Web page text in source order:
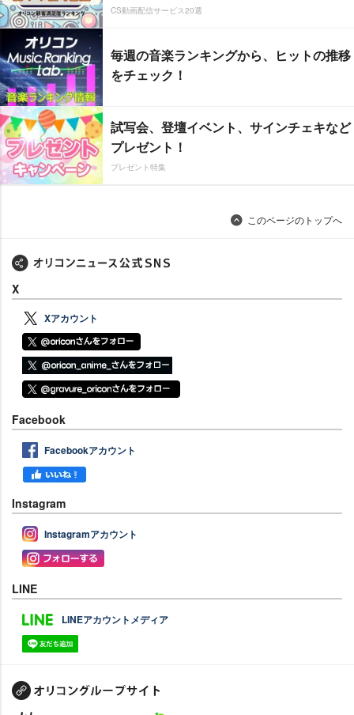
CS動画配信サービス20選
毎週の音楽ランキングから、ヒットの推移
をチェック！
試写会、登壇イベント、サインチェキなど
プレゼント！
プレゼント特集
このページのトップへ
X
Xアカウント
Facebook
Facebookアカウント
Instagram
Instagramアカウント
LINE
LINEアカウントメディア